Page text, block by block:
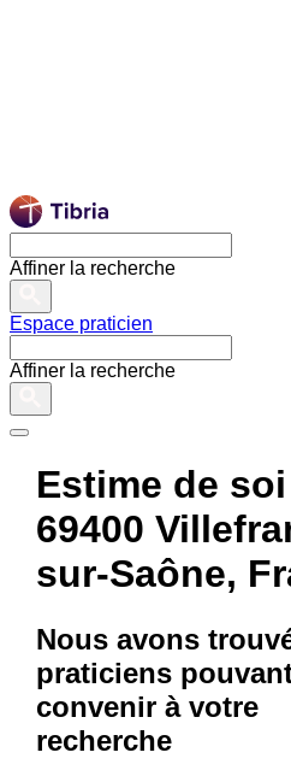
Affiner la recherche
Espace praticien
Affiner la recherche
Estime de
69400
sur-Saône,
Nous avons
praticiens
convenir à votre
recherche